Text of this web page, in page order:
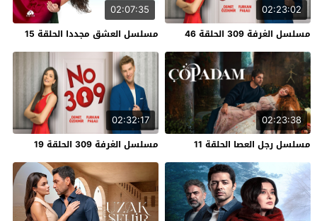
02:23:02
مسلسل الغرفة 309 الحلقة 46
02:07:35
مسلسل العشق مجددا الحلقة 15
02:23:38
مسلسل رجل العصا الحلقة 11
02:32:17
مسلسل الغرفة 309 الحلقة 19